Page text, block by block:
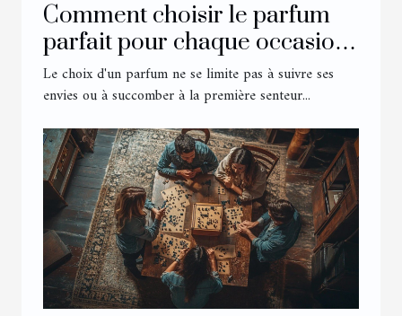
Comment choisir le parfum
parfait pour chaque occasion
?
Le choix d'un parfum ne se limite pas à suivre ses
envies ou à succomber à la première senteur...